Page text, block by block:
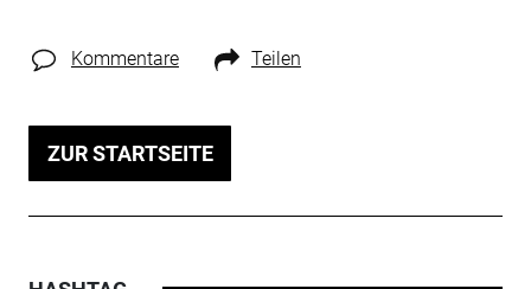
Kommentare Teilen
ZUR STARTSEITE